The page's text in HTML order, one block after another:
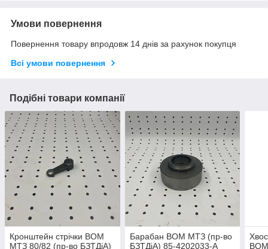
Умови повернення
Повернення товару впродовж 14 днів за рахунок покупця
Всі умови повернення
Подібні товари компанії
Кронштейн стрічки ВОМ
МТЗ 80/82 (пр-во БЗТДіА)
Барабан ВОМ МТЗ (пр-во
БЗТДіА) 85-4202033-А
ВОМ